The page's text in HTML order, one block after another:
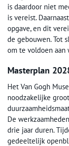
is daardoor niet
is vereist.
opgave, en dit
de gebouwen. Tot
om te voldoen
Masterplan
Het Van Gogh
noodzakelijke
De
drie jaar duren.
gedeeltelijk